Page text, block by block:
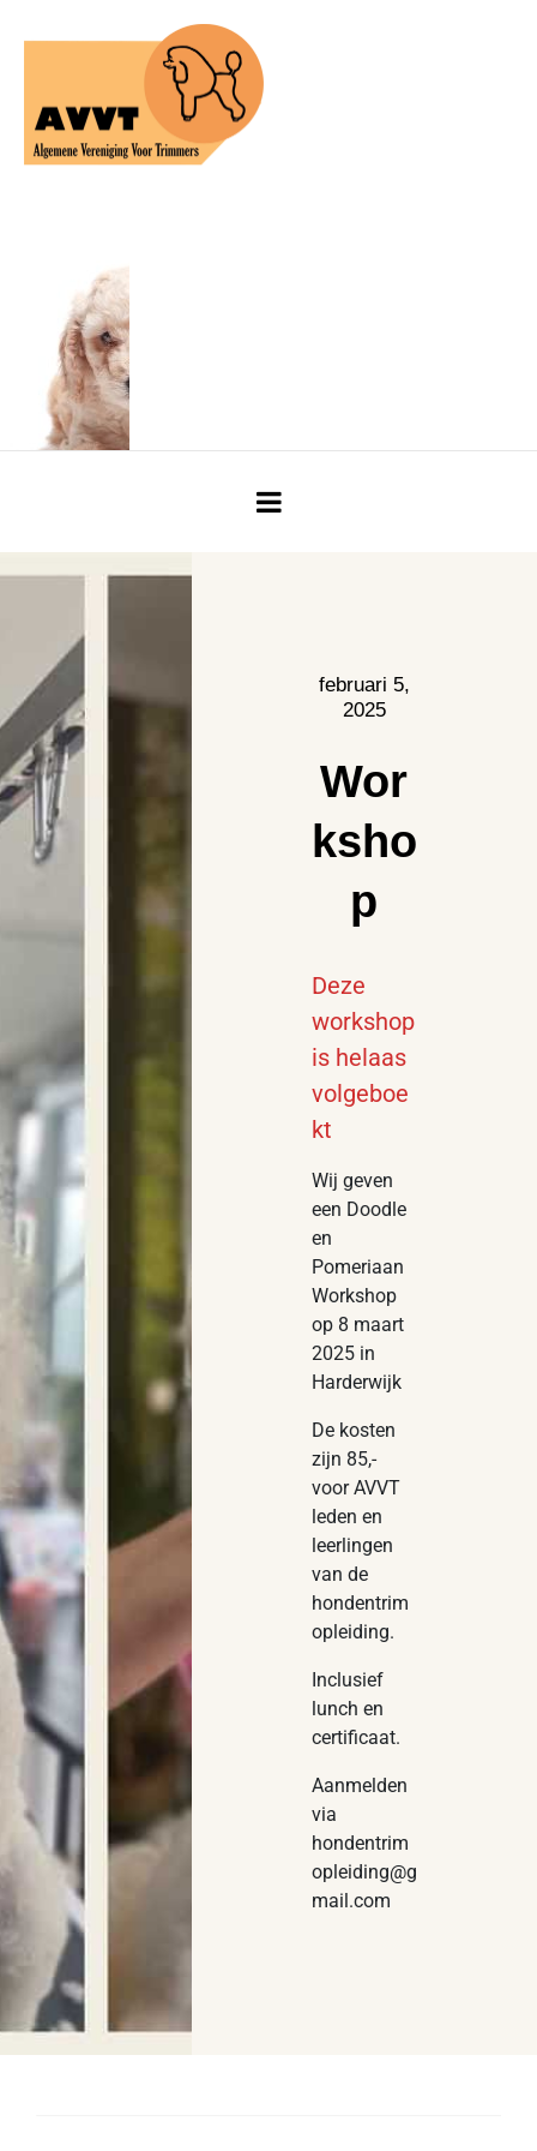
februari 5,
2025
Wor
ksho
p
Deze
workshop
is helaas
volgeboe
kt
Wij geven
een Doodle
en
Pomeriaan
Workshop
op 8 maart
2025 in
Harderwijk
De kosten
zijn 85,-
voor AVVT
leden en
leerlingen
van de
hondentrim
opleiding.
Inclusief
lunch en
certificaat.
Aanmelden
via
hondentrim
opleiding@g
mail.com